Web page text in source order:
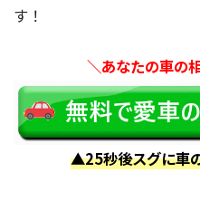
す！
＼あなたの車の
▲25秒後スグに車